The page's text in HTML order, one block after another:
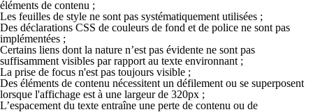
éléments de contenu ;
Les feuilles de style ne sont pas systématiquement utilisées ;
Des déclarations CSS de couleurs de fond et de police ne sont pas
implémentées ;
Certains liens dont la nature n’est pas évidente ne sont pas
suffisamment visibles par rapport au texte environnant ;
La prise de focus n'est pas toujours visible ;
Des éléments de contenu nécessitent un défilement ou se superposent
lorsque l'affichage est à une largeur de 320px ;
L’espacement du texte entraîne une perte de contenu ou de